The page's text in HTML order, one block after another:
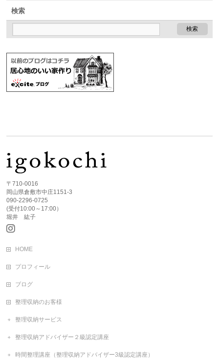
検索
〒710-0016
岡山県倉敷市中庄1151-3
090-2296-0725
(受付10:00～17:00）
堀井 紘子
HOME
プロフィール
ブログ
整理収納のお客様
整理収納サービス
整理収納アドバイザー２級認定講座
時間整理講座（整理収納アドバイザー3級認定講座）